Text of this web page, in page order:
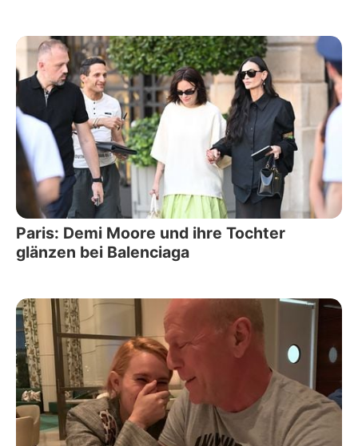
Paris: Demi Moore und ihre Tochter
glänzen bei Balenciaga